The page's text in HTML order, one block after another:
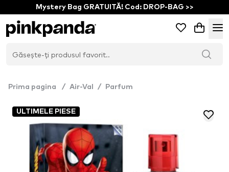
Mystery Bag GRATUITĂ! Cod: DROP-BAG >>
Prima pagina / Air-Val / Parfum
ULTIMELE PIESE